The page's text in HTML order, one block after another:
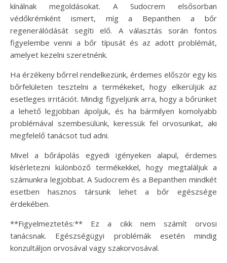
kínálnak megoldásokat. A Sudocrem elsősorban
védőkrémként ismert, míg a Bepanthen a bőr
regenerálódását segíti elő. A választás során fontos
figyelembe venni a bőr típusát és az adott problémát,
amelyet kezelni szeretnénk.
Ha érzékeny bőrrel rendelkezünk, érdemes először egy kis
bőrfelületen tesztelni a termékeket, hogy elkerüljük az
esetleges irritációt. Mindig figyeljünk arra, hogy a bőrünket
a lehető legjobban ápoljuk, és ha bármilyen komolyabb
problémával szembesülünk, keressük fel orvosunkat, aki
megfelelő tanácsot tud adni.
Mivel a bőrápolás egyedi igényeken alapul, érdemes
kísérletezni különböző termékekkel, hogy megtaláljuk a
számunkra legjobbat. A Sudocrem és a Bepanthen mindkét
esetben hasznos társunk lehet a bőr egészsége
érdekében.
**Figyelmeztetés:** Ez a cikk nem számít orvosi
tanácsnak. Egészségügyi problémák esetén mindig
konzultáljon orvosával vagy szakorvosával.